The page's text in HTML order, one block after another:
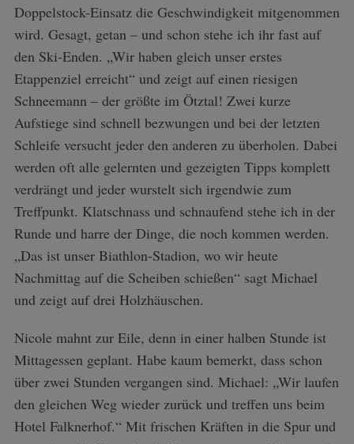
Doppelstock-Einsatz die Geschwindigkeit mitgenommen
wird. Gesagt, getan – und schon stehe ich ihr fast auf
den Ski-Enden. „Wir haben gleich unser erstes
Etappenziel erreicht“ und zeigt auf einen riesigen
Schneemann – der größte im Ötztal! Zwei kurze
Aufstiege sind schnell bezwungen und bei der letzten
Schleife versucht jeder den anderen zu überholen. Dabei
werden oft alle gelernten und gezeigten Tipps komplett
verdrängt und jeder wurstelt sich irgendwie zum
Treffpunkt. Klatschnass und schnaufend stehe ich in der
Runde und harre der Dinge, die noch kommen werden.
„Das ist unser Biathlon-Stadion, wo wir heute
Nachmittag auf die Scheiben schießen“ sagt Michael
und zeigt auf drei Holzhäuschen.
Nicole mahnt zur Eile, denn in einer halben Stunde ist
Mittagessen geplant. Habe kaum bemerkt, dass schon
über zwei Stunden vergangen sind. Michael: „Wir laufen
den gleichen Weg wieder zurück und treffen uns beim
Hotel Falknerhof.“ Mit frischen Kräften in die Spur und
S
a
r
c